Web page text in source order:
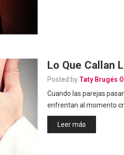
Lo Que Callan
Posted by Taty Brugés
Cuando las parejas
enfrentan al momento
Leer más